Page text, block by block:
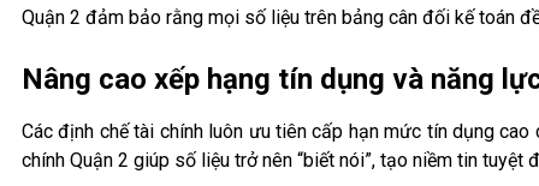
Quận 2 đảm bảo rằng mọi số liệu trên bảng cân đối kế toán
Nâng cao xếp hạng tín dụng và năng
Các định chế tài chính luôn ưu tiên cấp hạn mức tín dụng
chính Quận 2 giúp số liệu trở nên “biết nói”, tạo niềm tin